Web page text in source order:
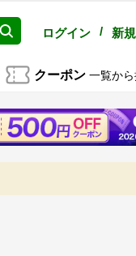
ログイン / 新
クーポン 一覧か